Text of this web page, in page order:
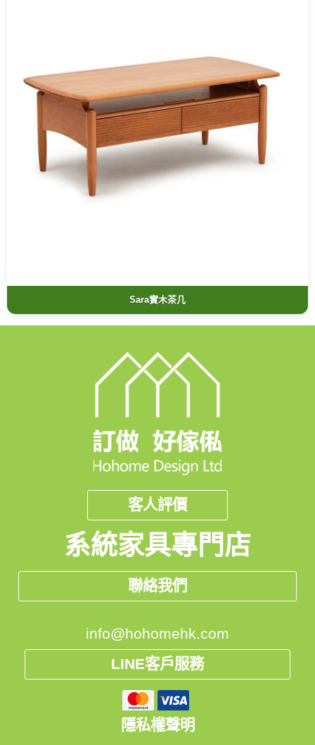
Sara實木茶几
客人評價
系統家具專門店
聯絡我們
info@hohomehk.com
LINE客戶服務
隱私權聲明